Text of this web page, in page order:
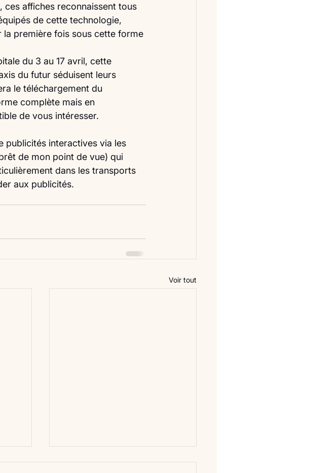
ces affiches reconnaissent tous
de cette technologie,
la première fois sous cette forme
du 3 au 17 avril, cette
du futur séduisent leurs
le téléchargement du
complète mais en
de vous intéresser.
publicités interactives via les
de mon point de vue) qui
dans les transports
aux publicités.
Voir tout